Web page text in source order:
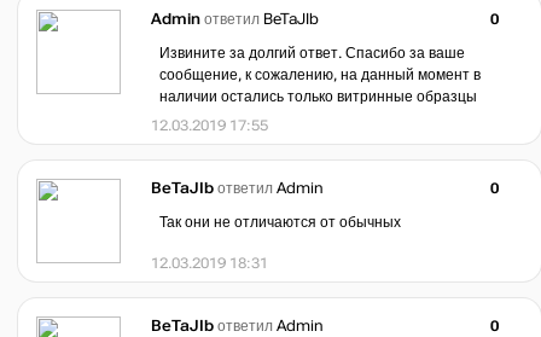
Admin ответил BeTaJIb
0
Извините за долгий ответ. Спасибо за ваше
сообщение, к сожалению, на данный момент в
наличии остались только витринные образцы
12.03.2019 17:55
BeTaJIb ответил Admin
0
Так они не отличаются от обычных
12.03.2019 18:31
BeTaJIb ответил Admin
0